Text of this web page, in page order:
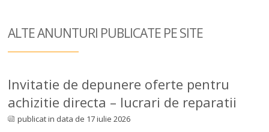
ALTE ANUNTURI PUBLICATE PE SITE
Invitatie de depunere oferte pentru
achizitie directa – lucrari de reparatii
publicat in data de 17 iulie 2026